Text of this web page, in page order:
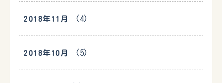
2018年11月 (4)
2018年10月 (5)